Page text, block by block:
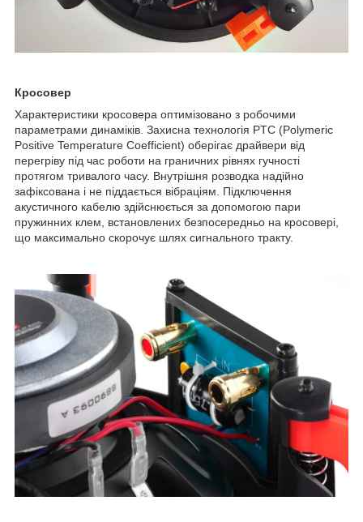
Кросовер
Характеристики кросовера оптимізовано з робочими
параметрами динаміків. Захисна технологія PTC (Polymeric
Positive Temperature Coefficient) оберігає драйвери від
перегріву під час роботи на граничних рівнях гучності
протягом тривалого часу. Внутрішня розводка надійно
зафіксована і не піддається вібраціям. Підключення
акустичного кабелю здійснюється за допомогою пари
пружинних клем, встановлених безпосередньо на кросовері,
що максимально скорочує шлях сигнального тракту.